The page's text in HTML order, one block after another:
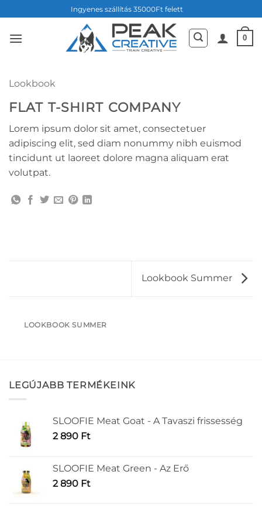
to
content
Ingyenes szállítás 35000Ft felett
0
Lookbook
FLAT T-SHIRT COMPANY
Lorem ipsum dolor sit amet, consectetuer
adipiscing elit, sed diam nonummy nibh euismod
tincidunt ut laoreet dolore magna aliquam erat
volutpat.
Lookbook Summer
LOOKBOOK SUMMER
LEGÚJABB TERMÉKEINK
SLOOFIE Meat Goat - A Tavaszi frissesség
2 890 Ft
SLOOFIE Meat Green - Az Erő
2 890 Ft